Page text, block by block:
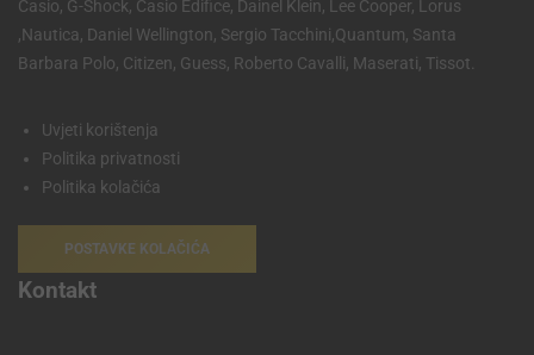
Casio, G-Shock, Casio Edifice, Dainel Klein, Lee Cooper, Lorus
,Nautica, Daniel Wellington, Sergio Tacchini,Quantum, Santa
Barbara Polo, Citizen, Guess, Roberto Cavalli, Maserati, Tissot.
Uvjeti korištenja
Politika privatnosti
Politika kolačića
POSTAVKE KOLAČIĆA
Kontakt